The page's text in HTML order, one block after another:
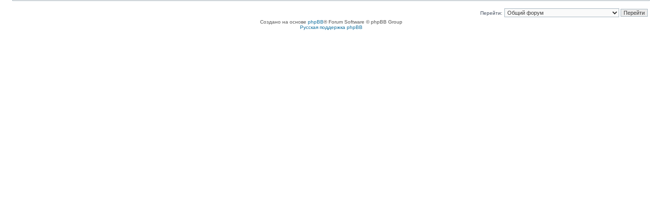
Перейти:
Создано на основе phpBB® Forum Software © phpBB Group
Русская поддержка phpBB